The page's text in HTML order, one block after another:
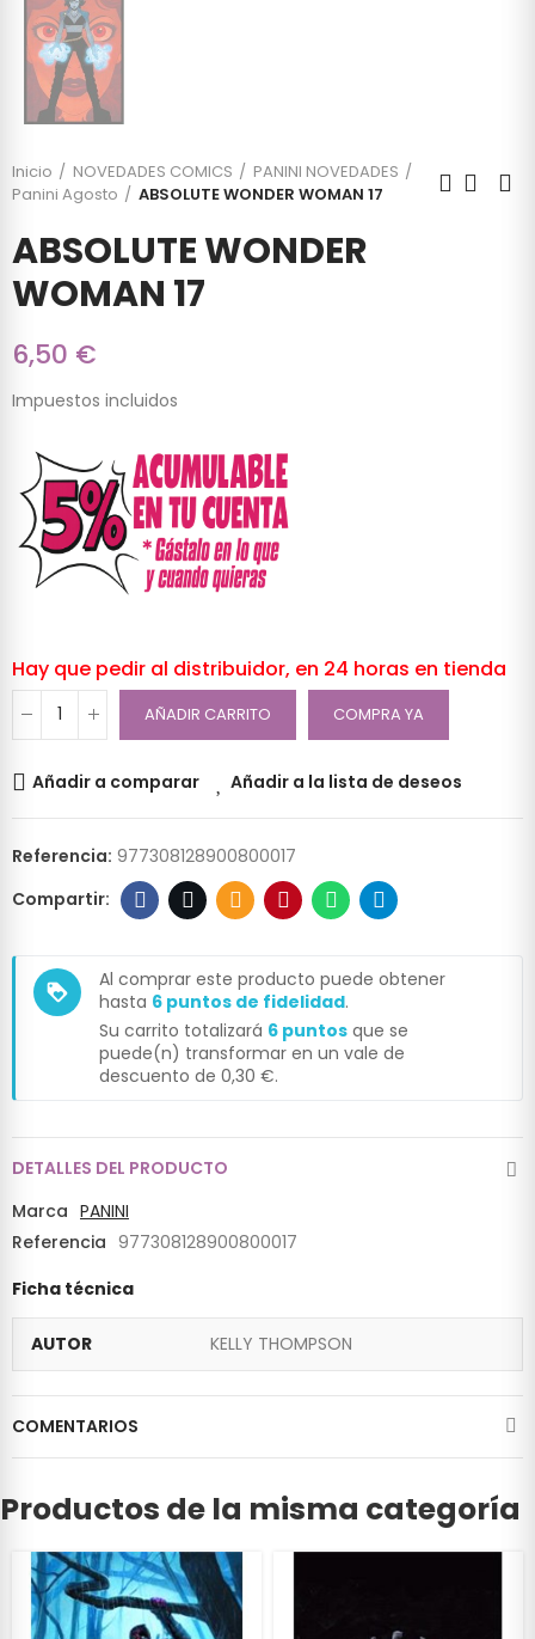
Inicio NOVEDADES COMICS
PANINI NOVEDADES
Panini Agosto
ABSOLUTE WONDER WOMAN 17
ABSOLUTE WONDER
WOMAN 17
6,50 €
Impuestos incluidos
Hay que pedir al distribuidor, en 24 horas en tienda
AÑADIR CARRITO COMPRA YA
Añadir a comparar Añadir a la lista de deseos
Referencia: 977308128900800017
loyalty
Al comprar este producto puede obtener
hasta 6 puntos de fidelidad.
Su carrito totalizará 6 puntos que se
puede(n) transformar en un vale de
descuento de 0,30 €.
DETALLES DEL PRODUCTO
Marca PANINI
Referencia 977308128900800017
Ficha técnica
AUTOR KELLY THOMPSON
COMENTARIOS
Productos de la misma categoría